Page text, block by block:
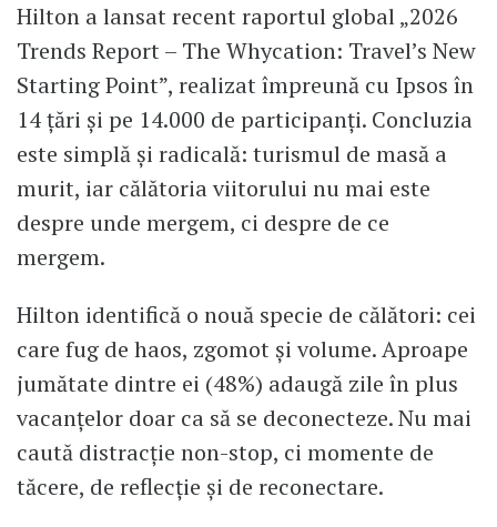
Hilton a lansat recent raportul global „2026
Trends Report – The Whycation: Travel’s New
Starting Point”, realizat împreună cu Ipsos în
14 țări și pe 14.000 de participanți. Concluzia
este simplă și radicală: turismul de masă a
murit, iar călătoria viitorului nu mai este
despre unde mergem, ci despre de ce
mergem.
Hilton identifică o nouă specie de călători: cei
care fug de haos, zgomot și volume. Aproape
jumătate dintre ei (48%) adaugă zile în plus
vacanțelor doar ca să se deconecteze. Nu mai
caută distracție non-stop, ci momente de
tăcere, de reflecție și de reconectare.